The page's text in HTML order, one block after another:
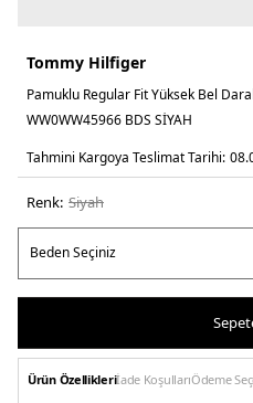
Tommy Hilfiger
Pamuklu Regular Fit Yüksek Bel
WW0WW45966 BDS SİYAH
Tahmini Kargoya Teslimat Tarihi:
Renk: si̇yah
Ürün Özellikleriİade KoşullarıÖdeme